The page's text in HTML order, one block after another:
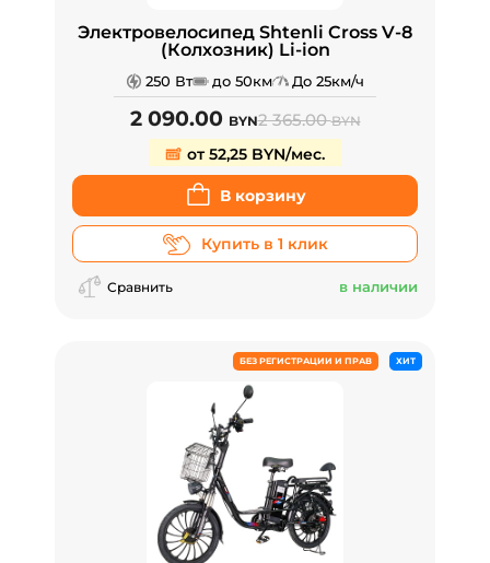
Электровелосипед Shtenli Cross V-8
(Колхозник) Li-ion
250 Вт до 50км До 25км/ч
2 090.00 BYN2 365.00BYN
от 52,25 BYN/мес.
В корзину
Купить в 1 клик
Сравнить в наличии
БЕЗ РЕГИСТРАЦИИ И ПРАВ ХИТ